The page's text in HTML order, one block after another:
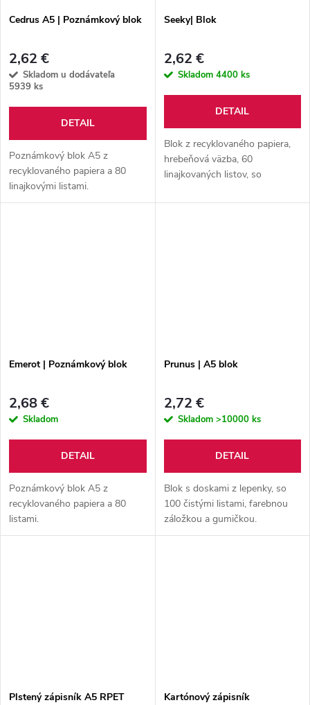
Cedrus A5 | Poznámkový blok
2,62 €
Skladom u dodávateľa
5939 ks
DETAIL
Poznámkový blok A5 z
recyklovaného papiera a 80
linajkovými listami.
Seeky| Blok
2,62 €
Skladom 4400 ks
DETAIL
Blok z recyklovaného papiera,
hrebeňová väzba, 60
linajkovaných listov, so
ks).
Emerot | Poznámkový blok
2,68 €
Skladom
DETAIL
Poznámkový blok A5 z
recyklovaného papiera a 80
listami.
Prunus | A5 blok
2,72 €
Skladom >10000 ks
DETAIL
Blok s doskami z lepenky, so
100 čistými listami, farebnou
záložkou a gumičkou.
Plstený zápisník A5 RPET Kartónový zápisník